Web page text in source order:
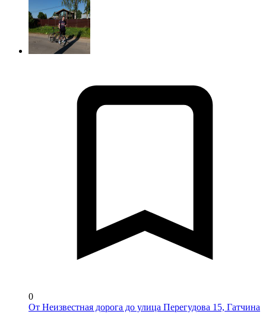
0
От Неизвестная дорога до улица Перегудова 15, Гатчина